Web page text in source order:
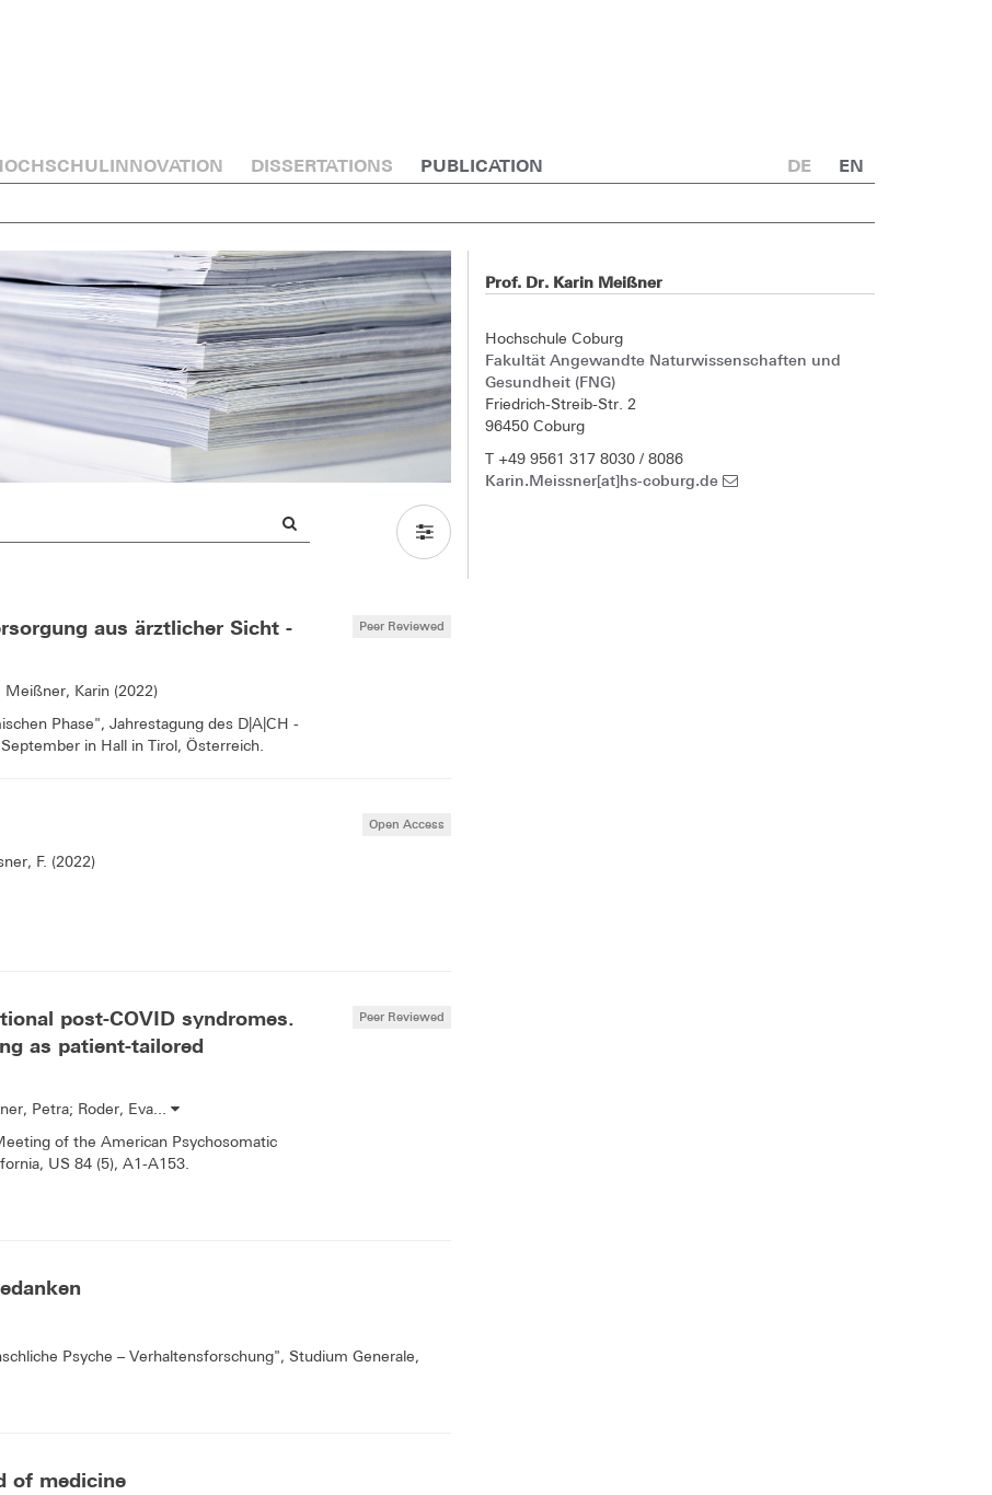
DISSERTATIONS PUBLICATION DE EN
aus ärztlicher Sicht -
Meißner, Karin (2022)
Phase", Jahrestagung des D|A|CH -
in Hall in Tirol, Österreich.
Peer Reviewed
F. (2022)
Open Access
post-COVID syndromes.
as patient-tailored
Petra; Roder, Eva...
of the American Psychosomatic
US 84 (5), A1-A153.
Peer Reviewed
Psyche – Verhaltensforschung", Studium Generale,
of medicine
Prof. Dr. Karin Meißner
Hochschule Coburg
Fakultät Angewandte Naturwissenschaften und
Gesundheit (FNG)
Friedrich-Streib-Str. 2
96450 Coburg
T +49 9561 317 8030 / 8086
Karin.Meissner[at]hs-coburg.de